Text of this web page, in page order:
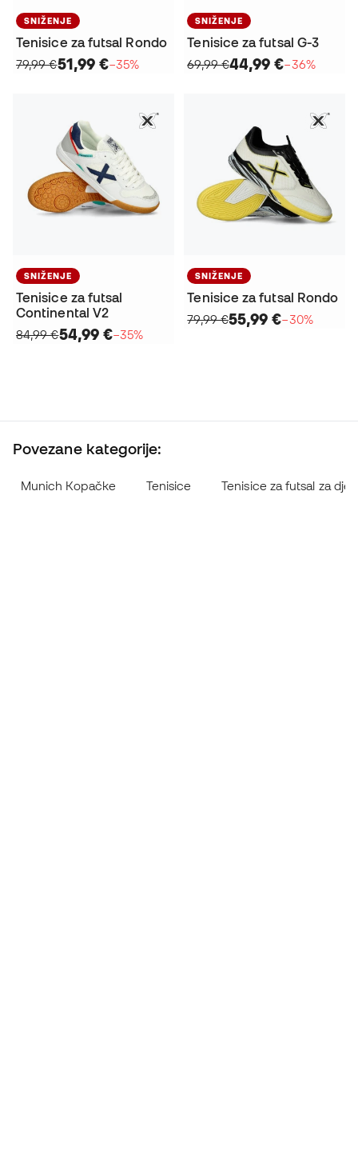
SNIŽENJE
Tenisice za futsal Rondo
79,99 €51,99 €−35%
SNIŽENJE
Tenisice za futsal G-3
69,99 €44,99 €−36%
SNIŽENJE
Tenisice za futsal
Continental V2
84,99 €54,99 €−35%
SNIŽENJE
Tenisice za futsal Rondo
79,99 €55,99 €−30%
Povezane kategorije:
Munich Kopačke Tenisice Tenisice za futsal za